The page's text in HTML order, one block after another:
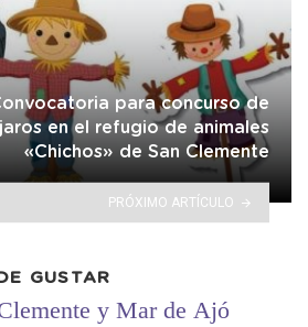
para concurso de
en el refugio de animales
«Chichos» de San Clemente
PRÓXIMO ARTÍCULO
GUSTAR
y Mar de Ajó